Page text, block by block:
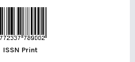
ISSN Print